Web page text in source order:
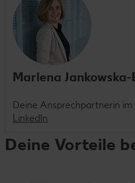
Marlena Jankowska-
Deine Ansprechpartnerin im
LinkedIn
Deine Vorteile